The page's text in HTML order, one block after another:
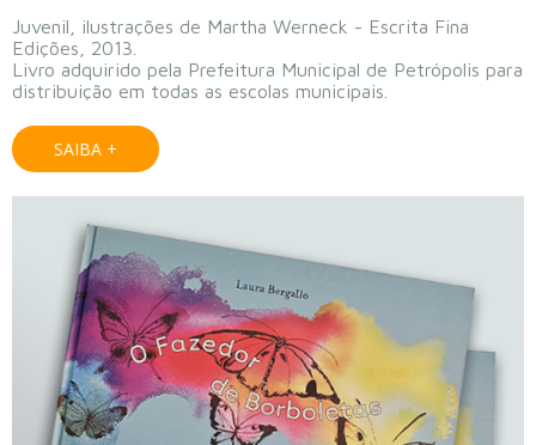
Juvenil, ilustrações de Martha Werneck - Escrita Fina
Edições, 2013.
Livro adquirido pela Prefeitura Municipal de Petrópolis para
distribuição em todas as escolas municipais.
SAIBA +